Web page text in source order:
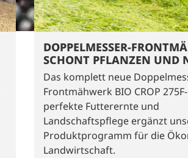
DOPPELMESSER-
SCHONT PFLANZEN UND
Das komplett neue
Frontmähwerk BIO CROP
perfekte Futterernte und
Landschaftspflege ergänzt
Produktprogramm für die
Landwirtschaft.